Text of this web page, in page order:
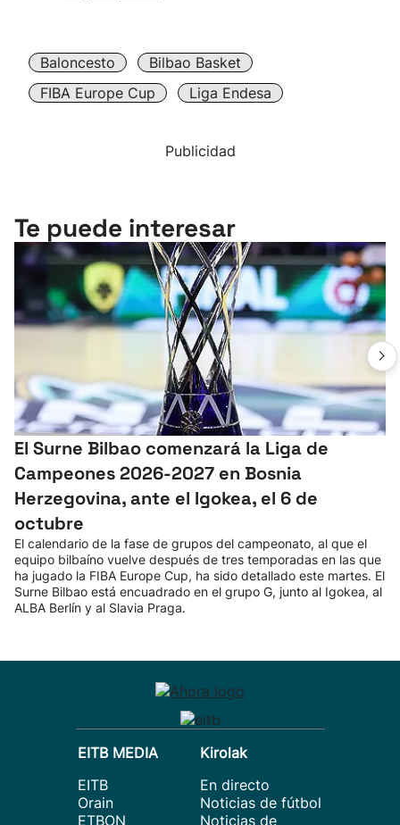
Baloncesto
Bilbao Basket
FIBA Europe Cup
Liga Endesa
Publicidad
Te puede interesar
El Surne Bilbao comenzará la Liga de
Campeones 2026-2027 en Bosnia
Herzegovina, ante el Igokea, el 6 de
octubre
El calendario de la fase de grupos del campeonato, al que el
equipo bilbaíno vuelve después de tres temporadas en las que
ha jugado la FIBA Europe Cup, ha sido detallado este martes. El
Surne Bilbao está encuadrado en el grupo G, junto al Igokea, al
ALBA Berlín y al Slavia Praga.
EITB MEDIA
EITB
Orain
ETBON
Kirolak
En directo
Noticias de fútbol
Noticias de